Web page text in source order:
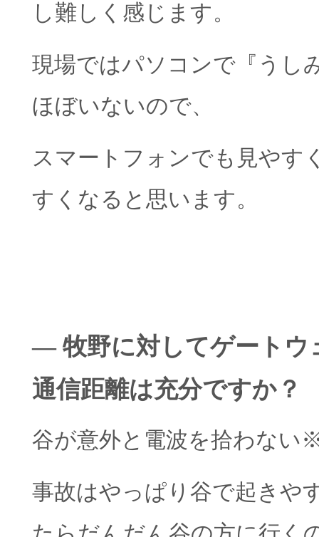
し難しく感じます。
現場ではパソコンで『うし
ほぼいないので、
スマートフォンでも見やす
すくなると思います。
― 牧野に対してゲートウ
通信距離は充分ですか？
谷が意外と電波を拾わない
事故はやっぱり谷で起きや